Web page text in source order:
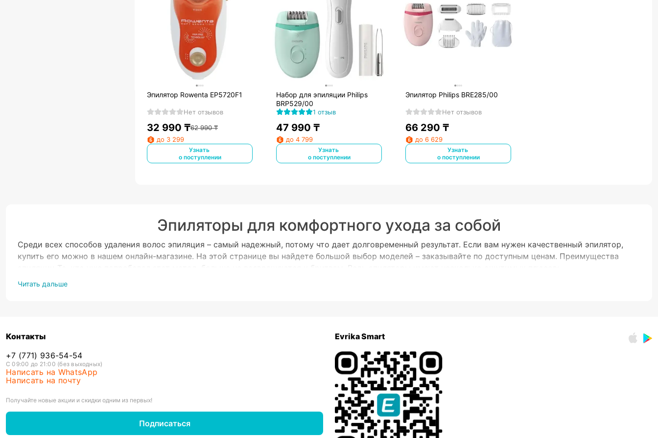
Эпилятор Rowenta EP5720F1
Нет отзывов
32 990 ₸62 990₸
до 3 299
Узнать
о поступлении
Набор для эпиляции Philips
BRP529/00
1 отзыв
47 990 ₸
до 4 799
Узнать
о поступлении
Эпилятор Philips BRE285/00
Нет отзывов
66 290 ₸
до 6 629
Узнать
о поступлении
Эпиляторы для комфортного ухода за собой
Среди всех способов удаления волос эпиляция – самый надежный, потому что дает долговременный результат. Если вам нужен качественный эпилятор,
купить его можно в нашем онлайн-магазине. На этой странице вы найдете большой выбор моделей – заказывайте по доступным ценам. Преимущества
эпиляции Те, кто уже попробовал этот метод, больше не возвращаются к бритвам. Ведь эпиляторы имеют несколько ощутимых плюсов:
Скорость – процедура занимает от силы 10-15 минут.
Удобство – устройство компактное и комфортно для транспортировки. Конечно, у эпиляции есть и противопоказания – дерматологические проблемы. Если
вы в группе риска или не знаете, как пользоваться эпилятором, перед покупкой стоит проконсультироваться со специалистом.
Продукция от популярных производителей
В интернет-магазине продаются приборы только надежных брендов, которые известны высоким качеством продукции:
• Braun – немецкий производитель, один из лидеров мирового рынка.
• Panasonic – японский бренд крупной и мелкой бытовой техники.
• Rowenta – международная фирма с большим выбором бытовых устройств.
Читать дальше
Контакты
+7 (771) 936-54-54
С 09:00 до 21:00 (без выходных)
Написать на WhatsApp
Написать на почту
Получайте новые акции и скидки одним из первых!
Подписаться
Evrika Smart